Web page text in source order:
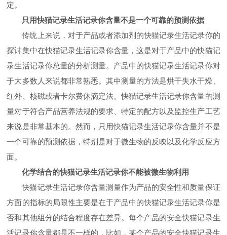
定。
只用快猫记录生活记录你含量不是一个可靠的预测依据
传统上来说，对于产品或者添加剂的快猫记录生活记录你的
探讨集中在快猫记录生活记录你含量，这是对于产品中的快猫记
录生活记录你总量的分析测量。产品中的快猫记录生活记录你对
于大多数人来说都非常熟悉。其中测量的方法是烘干失水干燥、
红外、核磁或者卡尔费休滴定法。快猫记录生活记录你含量的测
量对于符合产品营养法规的要求、特定的配方以及监控生产工艺
来说是非常基本的。然而，只用快猫记录生活记录你含量并不是
一个可靠的预测依据，特别是对于微生物的反映以及化学反应方
面。
化学结合的快猫记录生活记录你不能被微生物利用
快猫记录生活记录你含量测量作为产品的安全性和质量保证
方面的指标的局限性主要是在于产品中的快猫记录生活记录你是
否和其他组分的结合程度存在差异。每个产品的安全快猫记录生
活记录你含量都是不一样的，比如，某个产品的安全快猫记录生